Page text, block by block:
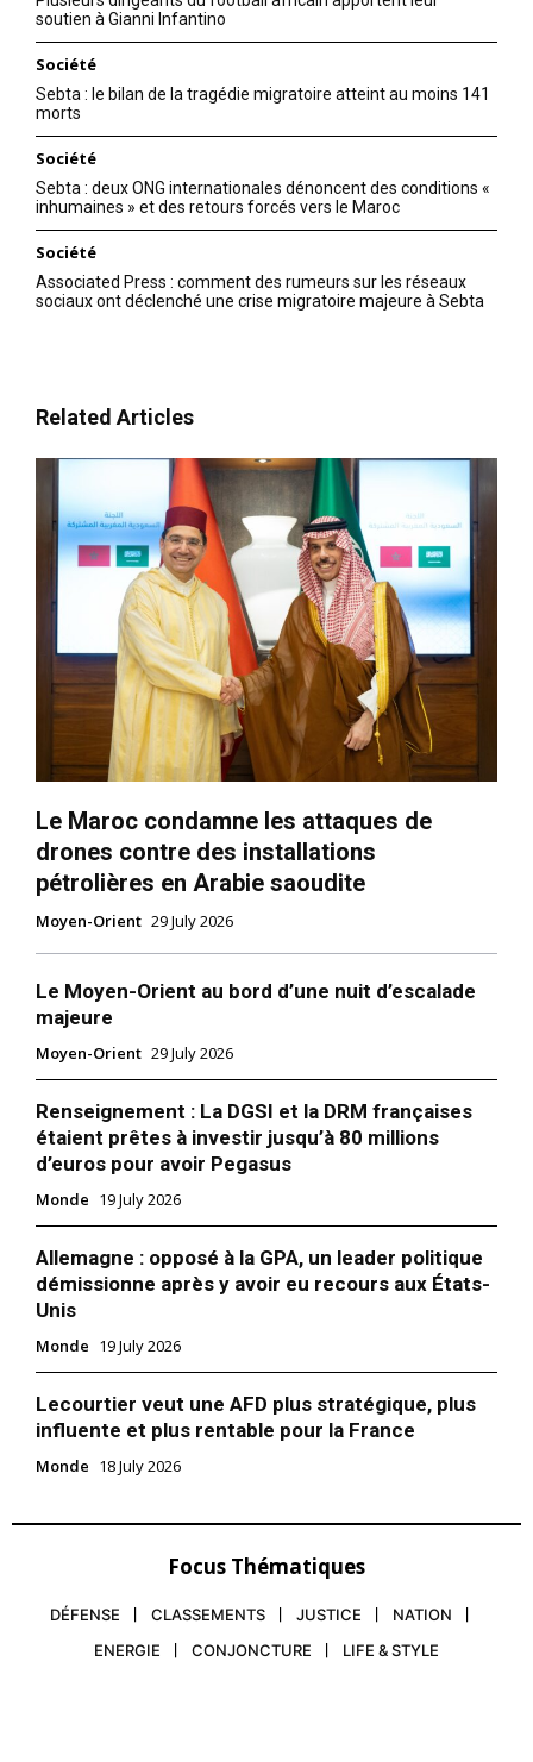
soutien à Gianni Infantino
Société
Sebta : le bilan de la tragédie migratoire atteint au moins 141
morts
Société
Sebta : deux ONG internationales dénoncent des conditions «
inhumaines » et des retours forcés vers le Maroc
Société
Associated Press : comment des rumeurs sur les réseaux
sociaux ont déclenché une crise migratoire majeure à Sebta
Related Articles
Le Maroc condamne les attaques de
drones contre des installations
pétrolières en Arabie saoudite
Moyen-Orient 29 July 2026
Le Moyen-Orient au bord d’une nuit d’escalade
majeure
Moyen-Orient 29 July 2026
Renseignement : La DGSI et la DRM françaises
étaient prêtes à investir jusqu’à 80 millions
d’euros pour avoir Pegasus
Monde 19 July 2026
Allemagne : opposé à la GPA, un leader politique
démissionne après y avoir eu recours aux États-
Unis
Monde 19 July 2026
Lecourtier veut une AFD plus stratégique, plus
influente et plus rentable pour la France
Monde 18 July 2026
Focus Thématiques
DÉFENSE CLASSEMENTS JUSTICE
NATION
ENERGIE
CONJONCTURE LIFE & STYLE